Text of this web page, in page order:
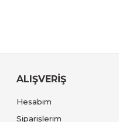
ALIŞVERİŞ
Hesabım
Siparişlerim